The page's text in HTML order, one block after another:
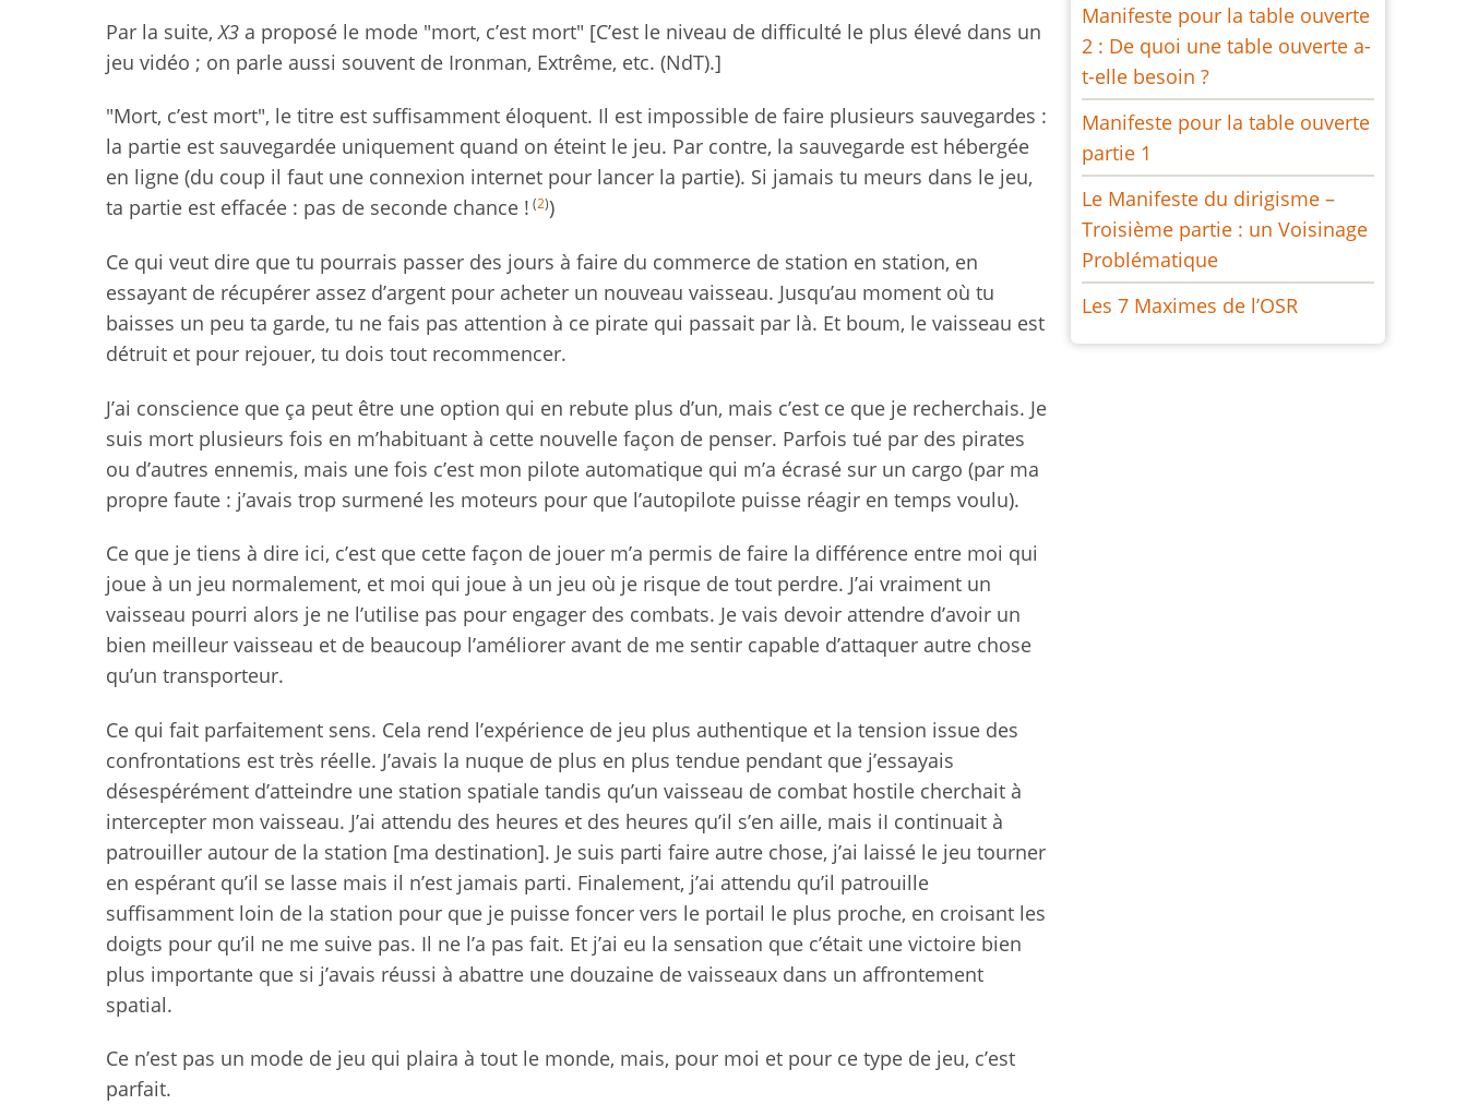
Par la suite, X3 a proposé le mode "mort, c’est mort" [C’est le niveau de difficulté le plus élevé dans un
jeu vidéo ; on parle aussi souvent de Ironman, Extrême, etc. (NdT).]
"Mort, c’est mort", le titre est suffisamment éloquent. Il est impossible de faire plusieurs sauvegardes :
la partie est sauvegardée uniquement quand on éteint le jeu. Par contre, la sauvegarde est hébergée
en ligne (du coup il faut une connexion internet pour lancer la partie). Si jamais tu meurs dans le jeu,
ta partie est effacée : pas de seconde chance ! (2))
Ce qui veut dire que tu pourrais passer des jours à faire du commerce de station en station, en
essayant de récupérer assez d’argent pour acheter un nouveau vaisseau. Jusqu’au moment où tu
baisses un peu ta garde, tu ne fais pas attention à ce pirate qui passait par là. Et boum, le vaisseau est
détruit et pour rejouer, tu dois tout recommencer.
J’ai conscience que ça peut être une option qui en rebute plus d’un, mais c’est ce que je recherchais. Je
suis mort plusieurs fois en m’habituant à cette nouvelle façon de penser. Parfois tué par des pirates
ou d’autres ennemis, mais une fois c’est mon pilote automatique qui m’a écrasé sur un cargo (par ma
propre faute : j’avais trop surmené les moteurs pour que l’autopilote puisse réagir en temps voulu).
Ce que je tiens à dire ici, c’est que cette façon de jouer m’a permis de faire la différence entre moi qui
joue à un jeu normalement, et moi qui joue à un jeu où je risque de tout perdre. J’ai vraiment un
vaisseau pourri alors je ne l’utilise pas pour engager des combats. Je vais devoir attendre d’avoir un
bien meilleur vaisseau et de beaucoup l’améliorer avant de me sentir capable d’attaquer autre chose
qu’un transporteur.
Ce qui fait parfaitement sens. Cela rend l’expérience de jeu plus authentique et la tension issue des
confrontations est très réelle. J’avais la nuque de plus en plus tendue pendant que j’essayais
désespérément d’atteindre une station spatiale tandis qu’un vaisseau de combat hostile cherchait à
intercepter mon vaisseau. J’ai attendu des heures et des heures qu’il s’en aille, mais iI continuait à
patrouiller autour de la station [ma destination]. Je suis parti faire autre chose, j’ai laissé le jeu tourner
en espérant qu’il se lasse mais il n’est jamais parti. Finalement, j’ai attendu qu’il patrouille
suffisamment loin de la station pour que je puisse foncer vers le portail le plus proche, en croisant les
doigts pour qu’il ne me suive pas. Il ne l’a pas fait. Et j’ai eu la sensation que c’était une victoire bien
plus importante que si j’avais réussi à abattre une douzaine de vaisseaux dans un affrontement
spatial.
Ce n’est pas un mode de jeu qui plaira à tout le monde, mais, pour moi et pour ce type de jeu, c’est
parfait.
Manifeste pour la table ouverte
2 : De quoi une table ouverte a-
t-elle besoin ?
Manifeste pour la table ouverte
partie 1
Le Manifeste du dirigisme –
Troisième partie : un Voisinage
Problématique
Les 7 Maximes de l’OSR